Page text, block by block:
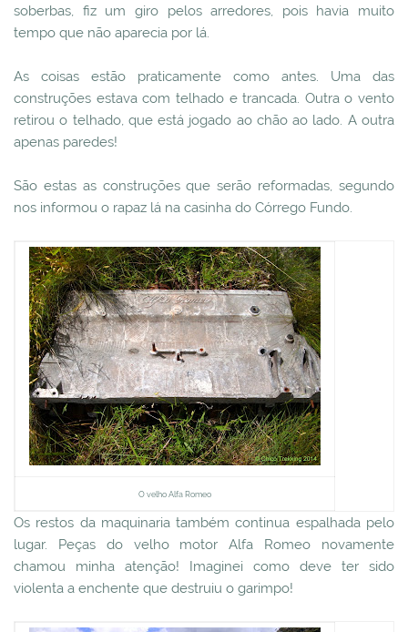
soberbas, fiz um giro pelos arredores, pois havia muito
tempo que não aparecia por lá.
As coisas estão praticamente como antes. Uma das
construções estava com telhado e trancada. Outra o vento
retirou o telhado, que está jogado ao chão ao lado. A outra
apenas paredes!
São estas as construções que serão reformadas, segundo
nos informou o rapaz lá na casinha do Córrego Fundo.
O velho Alfa Romeo
Os restos da maquinaria também continua espalhada pelo
lugar. Peças do velho motor Alfa Romeo novamente
chamou minha atenção! Imaginei como deve ter sido
violenta a enchente que destruiu o garimpo!